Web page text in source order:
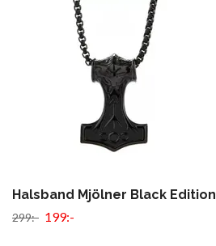
Halsband Mjölner Black Edition
299:- 199:-